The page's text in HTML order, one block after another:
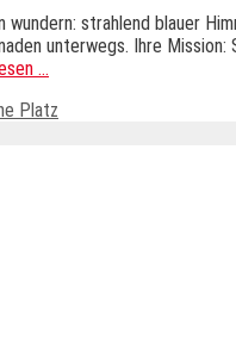
strahlend blauer
unterwegs. Ihre
…
Platz